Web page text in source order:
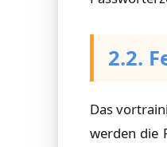
2.2.
Das
werden die